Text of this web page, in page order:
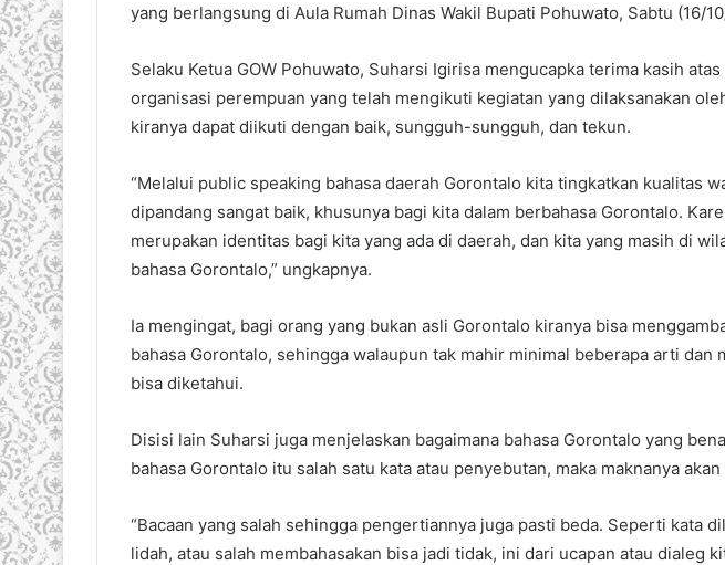
yang berlangsung di Aula Rumah Dinas Wakil Bupati Pohuwato, Sabtu (16/
Selaku Ketua GOW Pohuwato, Suharsi Igirisa mengucapka terima kasih
organisasi perempuan yang telah mengikuti kegiatan yang dilaksanakan
kiranya dapat diikuti dengan baik, sungguh-sungguh, dan tekun.
“Melalui public speaking bahasa daerah Gorontalo kita tingkatkan kualitas
dipandang sangat baik, khusunya bagi kita dalam berbahasa Gorontalo.
merupakan identitas bagi kita yang ada di daerah, dan kita yang masih di
bahasa Gorontalo,” ungkapnya.
Ia mengingat, bagi orang yang bukan asli Gorontalo kiranya bisa
bahasa Gorontalo, sehingga walaupun tak mahir minimal beberapa arti dan
bisa diketahui.
Disisi lain Suharsi juga menjelaskan bagaimana bahasa Gorontalo yang
bahasa Gorontalo itu salah satu kata atau penyebutan, maka maknanya akan
“Bacaan yang salah sehingga pengertiannya juga pasti beda. Seperti kata
lidah, atau salah membahasakan bisa jadi tidak, ini dari ucapan atau dialeg